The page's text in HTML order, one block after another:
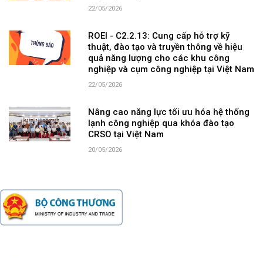
22/05/2026
ROEI - C2.2.13: Cung cấp hỗ trợ kỹ
thuật, đào tạo và truyền thông về hiệu
quả năng lượng cho các khu công
nghiệp và cụm công nghiệp tại Việt Nam
22/05/2026
Nâng cao năng lực tối ưu hóa hệ thống
lạnh công nghiệp qua khóa đào tạo
CRSO tại Việt Nam
20/05/2026